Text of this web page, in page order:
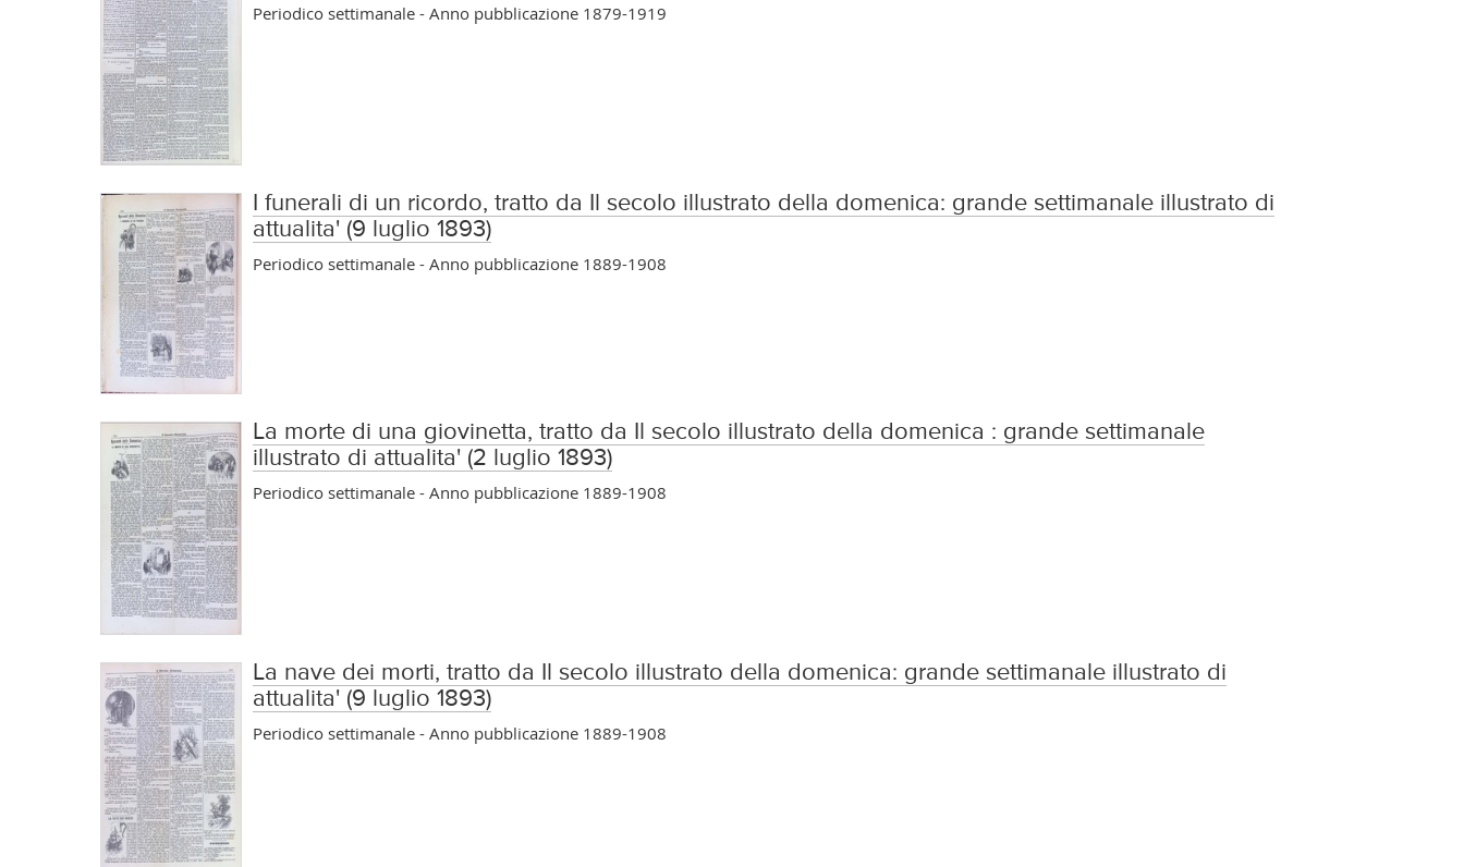
Periodico settimanale - Anno pubblicazione 1879-1919
I funerali di un ricordo, tratto da Il secolo illustrato della domenica: grande settimanale illustrato di
attualita' (9 luglio 1893)
Periodico settimanale - Anno pubblicazione 1889-1908
La morte di una giovinetta, tratto da Il secolo illustrato della domenica : grande settimanale
illustrato di attualita' (2 luglio 1893)
Periodico settimanale - Anno pubblicazione 1889-1908
La nave dei morti, tratto da Il secolo illustrato della domenica: grande settimanale illustrato di
attualita' (9 luglio 1893)
Periodico settimanale - Anno pubblicazione 1889-1908